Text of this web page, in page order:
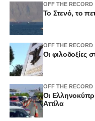
OFF THE RECORD
Το Στενό, το
OFF THE RECORD
Οι φιλοδοξίες
OFF THE RECORD
Οι
Αττίλα